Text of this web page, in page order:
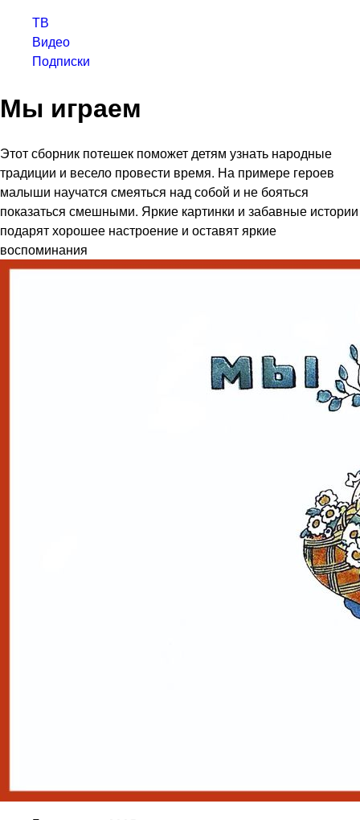
ТВ
Видео
Подписки
Мы играем
Этот сборник потешек поможет детям узнать народные
традиции и весело провести время. На примере героев
малыши научатся смеяться над собой и не бояться
показаться смешными. Яркие картинки и забавные истории
подарят хорошее настроение и оставят яркие
воспоминания